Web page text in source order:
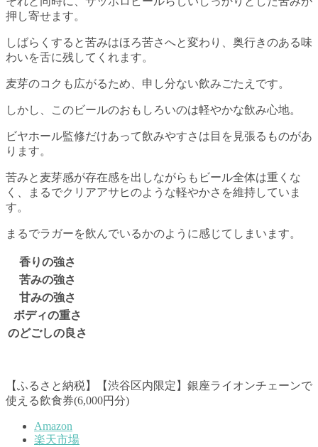
押し寄せます。
しばらくすると苦みはほろ苦さへと変わり、奥行きのある味
わいを舌に残してくれます。
麦芽のコクも広がるため、申し分ない飲みごたえです。
しかし、このビールのおもしろいのは軽やかな飲み心地。
ビヤホール監修だけあって飲みやすさは目を見張るものがあ
ります。
苦みと麦芽感が存在感を出しながらもビール全体は重くな
く、まるでクリアアサヒのような軽やかさを維持していま
す。
まるでラガーを飲んでいるかのように感じてしまいます。
香りの強さ
苦みの強さ
甘みの強さ
ボディの重さ
のどごしの良さ
【ふるさと納税】【渋谷区内限定】銀座ライオンチェーンで
使える飲食券(6,000円分)
Amazon
楽天市場